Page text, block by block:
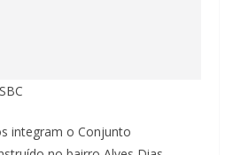
integram o Conjunto